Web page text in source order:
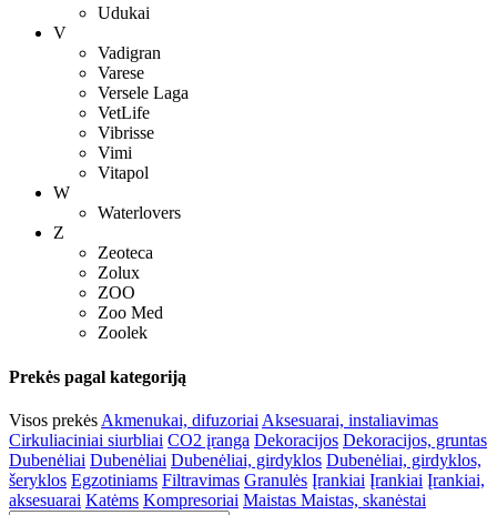
Udukai
V
Vadigran
Varese
Versele Laga
VetLife
Vibrisse
Vimi
Vitapol
W
Waterlovers
Z
Zeoteca
Zolux
ZOO
Zoo Med
Zoolek
Prekės pagal kategoriją
Visos prekės Akmenukai, difuzoriai Aksesuarai, instaliavimas
Cirkuliaciniai siurbliai CO2 įranga Dekoracijos Dekoracijos, gruntas
Dubenėliai Dubenėliai Dubenėliai, girdyklos Dubenėliai, girdyklos,
šeryklos Egzotiniams Filtravimas Granulės Įrankiai Įrankiai Įrankiai,
aksesuarai Katėms Kompresoriai Maistas Maistas, skanėstai